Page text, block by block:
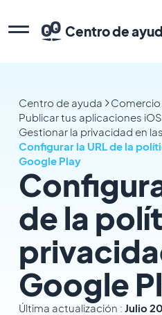
Centro de
Centro de ayuda
Publicar tus aplicaciones
Gestionar la privacidad en
Configurar la URL de la
Google Play
de la
Google
Última actualización : Julio